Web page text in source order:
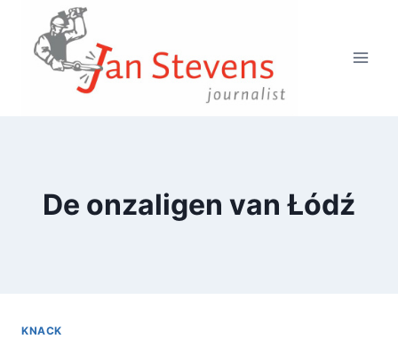
Doorgaan
inhoud
De onzaligen van Łódź
KNACK